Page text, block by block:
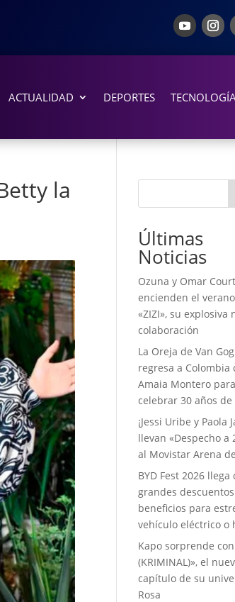
ACTUALIDAD DEPORTES TECNOLOGÍA
la
Últimas
Noticias
Ozuna y Omar
encienden el
«ZIZI», su explosiva
colaboración
La Oreja de Van
regresa a Colombia
Amaia Montero para
celebrar 30 años
¡Jessi Uribe y Paola
llevan «Despecho a
al Movistar Arena
BYD Fest 2026 llega
grandes
beneficios para
vehículo eléctrico o
Kapo sorprende con
(KRIMINAL)», el
capítulo de su
Rosa